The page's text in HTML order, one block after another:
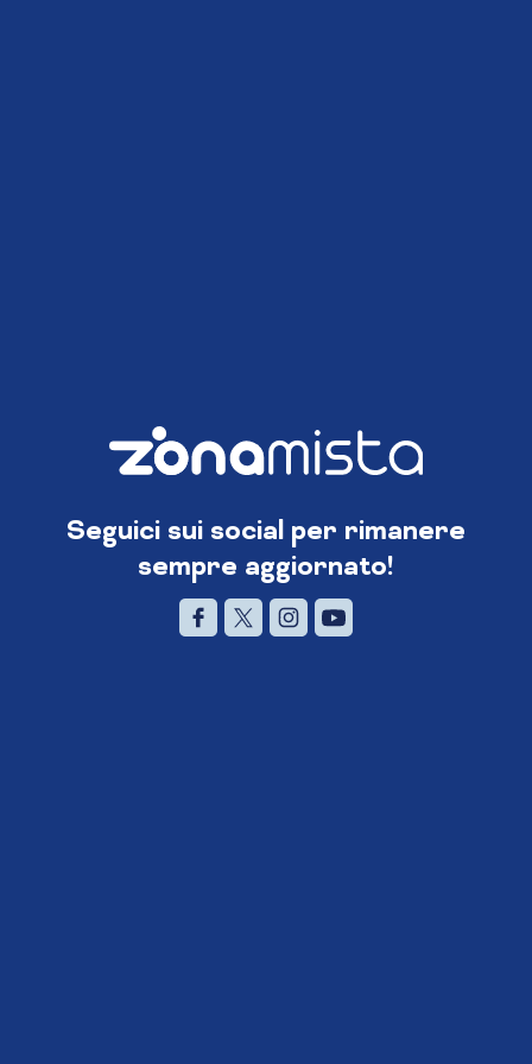
Seguici sui social per rimanere
sempre aggiornato!